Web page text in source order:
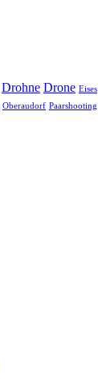
Drohne Drone Eises
Oberaudorf Paarshooting